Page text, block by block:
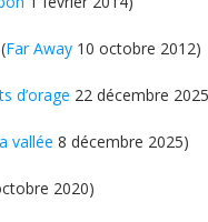
Far Away 10 octobre 2012)
d’orage 22 décembre
vallée 8 décembre 2025)
2020)